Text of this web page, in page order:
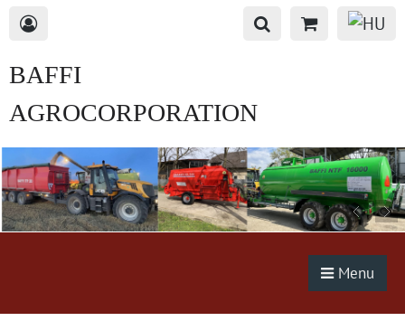
BAFFI
AGROCORPORATION
s.r.o.
Menu